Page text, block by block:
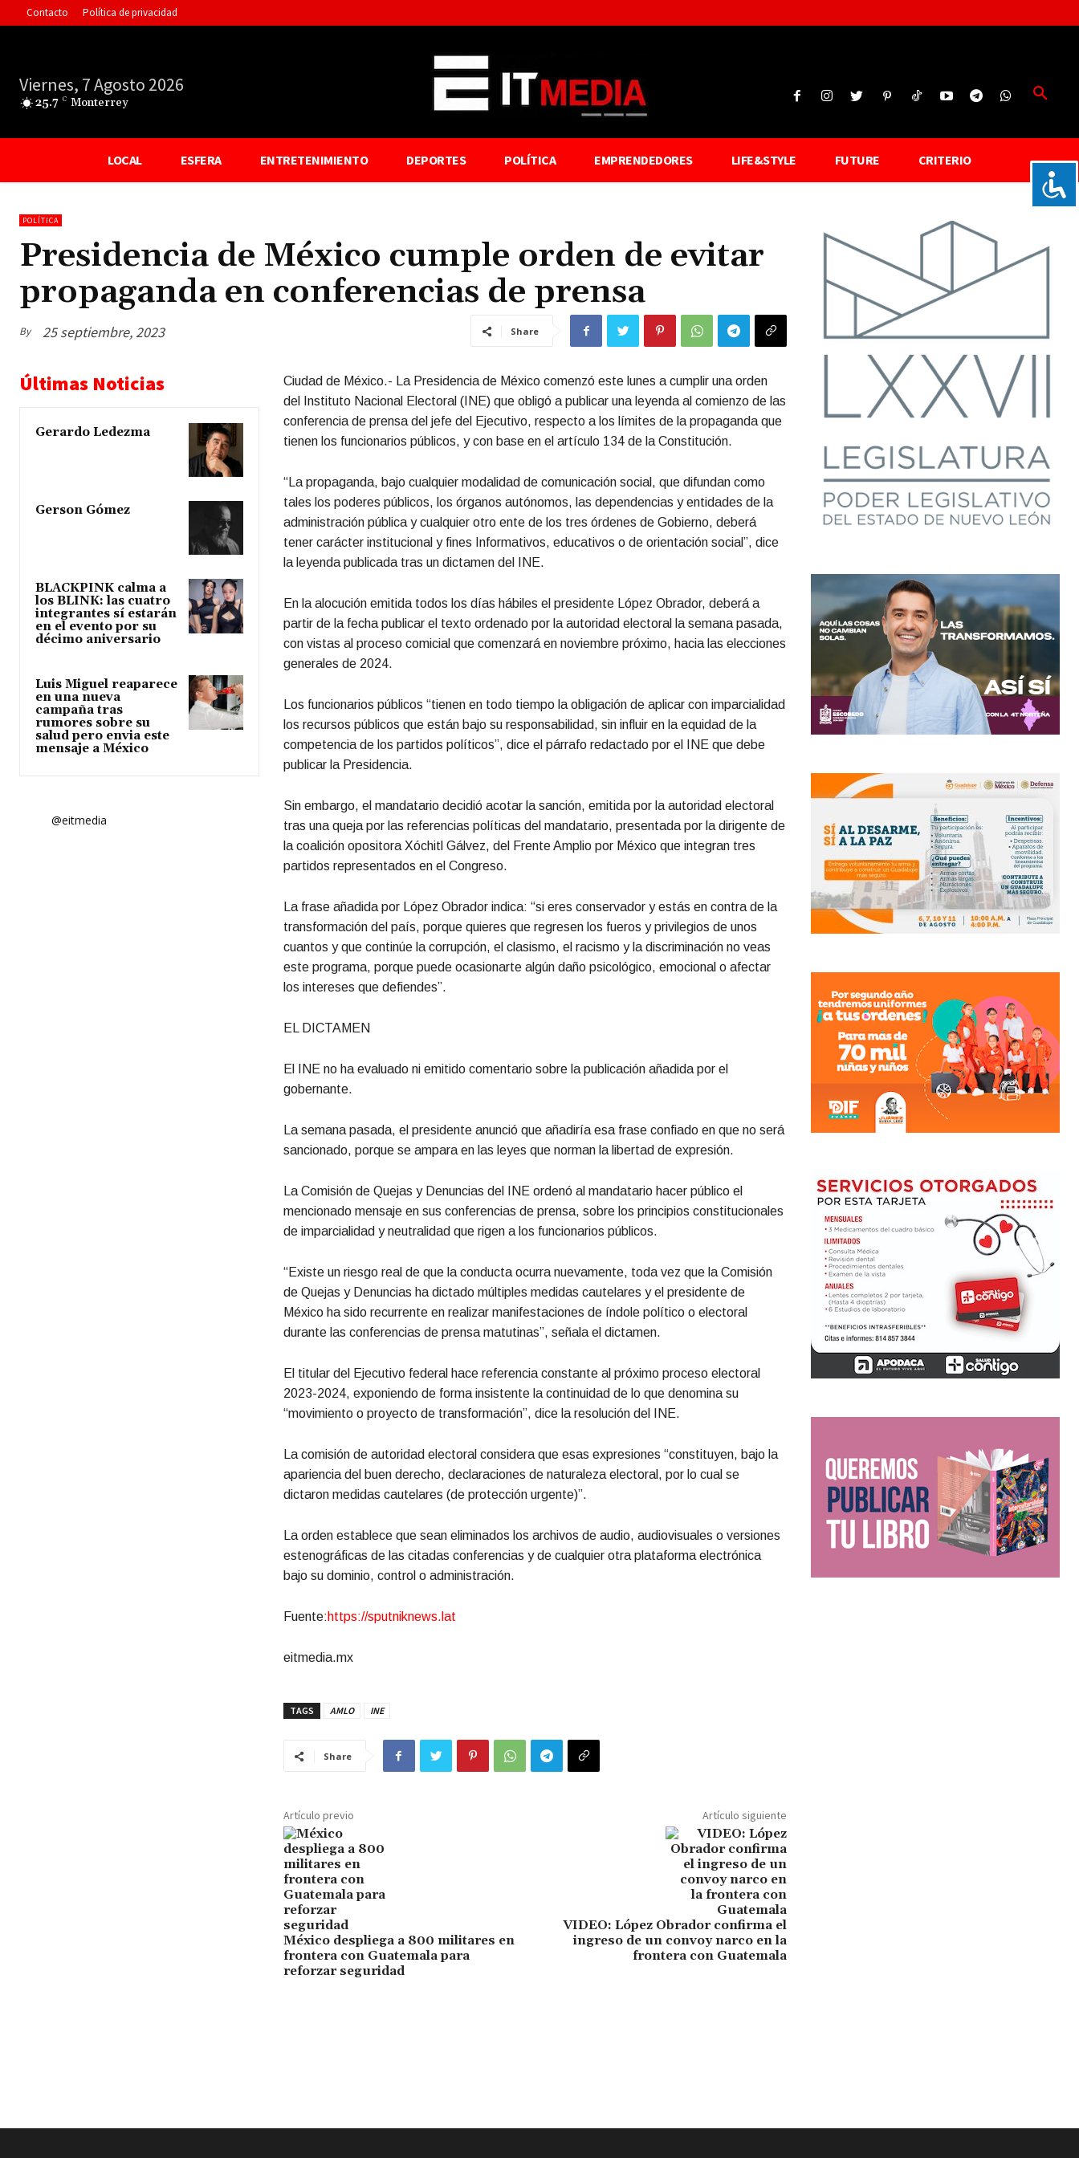
Contacto Política de privacidad
Viernes, 7 Agosto 2026
25.7 C Monterrey
LOCAL ESFERA ENTRETENIMIENTO DEPORTES POLÍTICA EMPRENDEDORES LIFE&STYLE FUTURE CRITERIO
POLÍTICA
Presidencia de México cumple orden de evitar
propaganda en conferencias de prensa
By 25 septiembre, 2023 Share
Últimas Noticias
Gerardo Ledezma
Gerson Gómez
BLACKPINK calma a
los BLINK: las cuatro
integrantes sí estarán
en el evento por su
décimo aniversario
Luis Miguel reaparece
en una nueva
campaña tras
rumores sobre su
salud pero envia este
mensaje a México
@eitmedia
Ciudad de México.- La Presidencia de México comenzó este lunes a cumplir una orden
del Instituto Nacional Electoral (INE) que obligó a publicar una leyenda al comienzo de las
conferencia de prensa del jefe del Ejecutivo, respecto a los límites de la propaganda que
tienen los funcionarios públicos, y con base en el artículo 134 de la Constitución.
“La propaganda, bajo cualquier modalidad de comunicación social, que difundan como
tales los poderes públicos, los órganos autónomos, las dependencias y entidades de la
administración pública y cualquier otro ente de los tres órdenes de Gobierno, deberá
tener carácter institucional y fines Informativos, educativos o de orientación social”, dice
la leyenda publicada tras un dictamen del INE.
En la alocución emitida todos los días hábiles el presidente López Obrador, deberá a
partir de la fecha publicar el texto ordenado por la autoridad electoral la semana pasada,
con vistas al proceso comicial que comenzará en noviembre próximo, hacia las elecciones
generales de 2024.
Los funcionarios públicos “tienen en todo tiempo la obligación de aplicar con imparcialidad
los recursos públicos que están bajo su responsabilidad, sin influir en la equidad de la
competencia de los partidos políticos”, dice el párrafo redactado por el INE que debe
publicar la Presidencia.
Sin embargo, el mandatario decidió acotar la sanción, emitida por la autoridad electoral
tras una queja por las referencias políticas del mandatario, presentada por la dirigente de
la coalición opositora Xóchitl Gálvez, del Frente Amplio por México que integran tres
partidos representados en el Congreso.
La frase añadida por López Obrador indica: “si eres conservador y estás en contra de la
transformación del país, porque quieres que regresen los fueros y privilegios de unos
cuantos y que continúe la corrupción, el clasismo, el racismo y la discriminación no veas
este programa, porque puede ocasionarte algún daño psicológico, emocional o afectar
los intereses que defiendes”.
EL DICTAMEN
El INE no ha evaluado ni emitido comentario sobre la publicación añadida por el
gobernante.
La semana pasada, el presidente anunció que añadiría esa frase confiado en que no será
sancionado, porque se ampara en las leyes que norman la libertad de expresión.
La Comisión de Quejas y Denuncias del INE ordenó al mandatario hacer público el
mencionado mensaje en sus conferencias de prensa, sobre los principios constitucionales
de imparcialidad y neutralidad que rigen a los funcionarios públicos.
“Existe un riesgo real de que la conducta ocurra nuevamente, toda vez que la Comisión
de Quejas y Denuncias ha dictado múltiples medidas cautelares y el presidente de
México ha sido recurrente en realizar manifestaciones de índole político o electoral
durante las conferencias de prensa matutinas”, señala el dictamen.
El titular del Ejecutivo federal hace referencia constante al próximo proceso electoral
2023-2024, exponiendo de forma insistente la continuidad de lo que denomina su
“movimiento o proyecto de transformación”, dice la resolución del INE.
La comisión de autoridad electoral considera que esas expresiones “constituyen, bajo la
apariencia del buen derecho, declaraciones de naturaleza electoral, por lo cual se
dictaron medidas cautelares (de protección urgente)”.
La orden establece que sean eliminados los archivos de audio, audiovisuales o versiones
estenográficas de las citadas conferencias y de cualquier otra plataforma electrónica
bajo su dominio, control o administración.
Fuente:https://sputniknews.lat
eitmedia.mx
TAGS AMLO INE
Share
Artículo previo
México despliega a 800 militares en
frontera con Guatemala para
reforzar seguridad
Artículo siguiente
VIDEO: López Obrador confirma el
ingreso de un convoy narco en la
frontera con Guatemala